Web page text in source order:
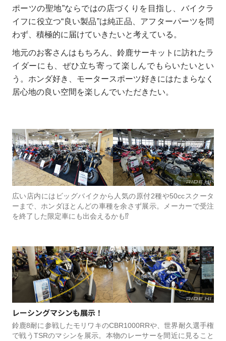
ポーツの聖地”ならではの店づくりを目指し、バイクラ
イフに役立つ“良い製品”は純正品、アフターパーツを問
わず、積極的に届けていきたいと考えている。
地元のお客さんはもちろん、鈴鹿サーキットに訪れたラ
イダーにも、ぜひ立ち寄って楽しんでもらいたいとい
う。ホンダ好き、モータースポーツ好きにはたまらなく
居心地の良い空間を楽しんでいただきたい。
広い店内にはビッグバイクから人気の原付2種や50ccスクータ
ーまで、ホンダほとんどの車種を余さず展示。メーカーで受注
を終了した限定車にも出会えるかも⁉︎
レーシングマシンも展示！
鈴鹿8耐に参戦したモリワキのCBR1000RRや、世界耐久選手権
で戦うTSRのマシンを展示。本物のレーサーを間近に見ること